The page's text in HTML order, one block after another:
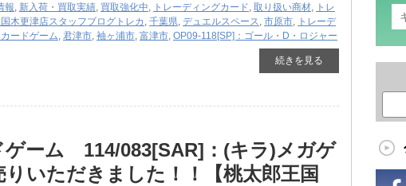
報, 新入荷・買取実績, 買取強化中, トレーディングカード, 取り扱い商材, トレ
木更津店スタッフブログ トレカ , 千葉県, デュエルスペース, 市原市, トレーデ
ードゲーム, 君津市, 袖ヶ浦市, 富津市, OP09-118[SP]：ゴール・D・ロジャー
続きを見る
ゲーム 114/083[SAR]：(キラ)メガゲ
いただきました！！【桃太郎王国